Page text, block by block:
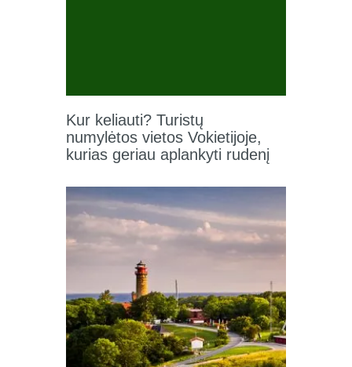
Kur keliauti? Turistų
numylėtos vietos Vokietijoje,
kurias geriau aplankyti rudenį